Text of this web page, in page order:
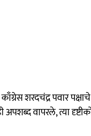
शरदचंद्र पवार
अपशब्द वापरले, त्या